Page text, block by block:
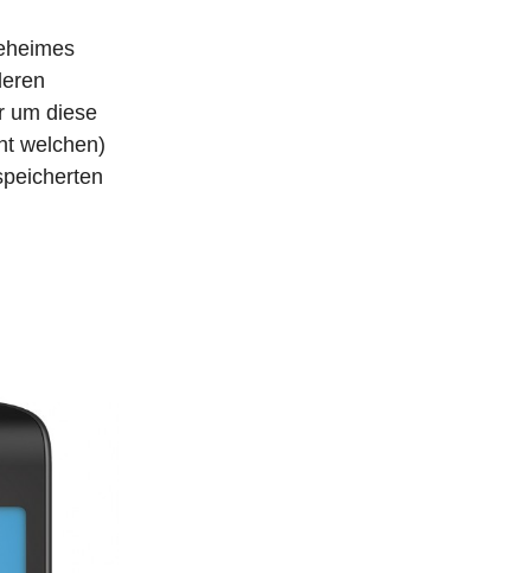
um diese
welchen)